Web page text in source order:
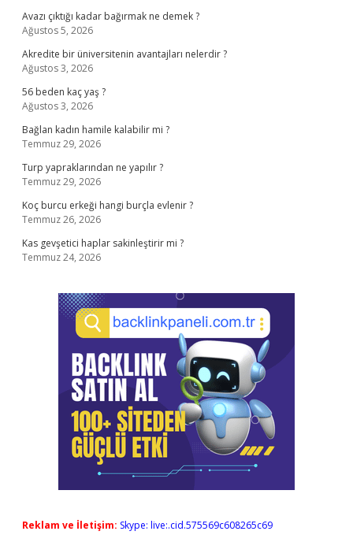
Avazı çıktığı kadar bağırmak ne demek ?
Ağustos 5, 2026
Akredite bir üniversitenin avantajları nelerdir ?
Ağustos 3, 2026
56 beden kaç yaş ?
Ağustos 3, 2026
Bağlan kadın hamile kalabilir mi ?
Temmuz 29, 2026
Turp yapraklarından ne yapılır ?
Temmuz 29, 2026
Koç burcu erkeği hangi burçla evlenir ?
Temmuz 26, 2026
Kas gevşetici haplar sakinleştirir mi ?
Temmuz 24, 2026
Reklam ve İletişim: Skype: live:.cid.575569c608265c69